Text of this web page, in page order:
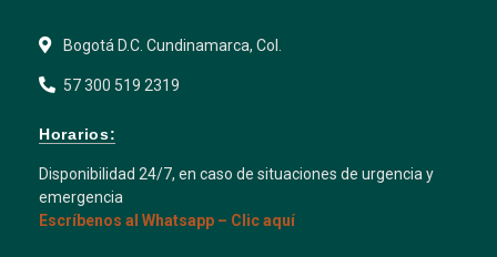
Bogotá D.C. Cundinamarca, Col.
57 300 519 2319
Horarios:
Disponibilidad 24/7, en caso de situaciones de urgencia y
emergencia
Escríbenos al Whatsapp – Clic aquí